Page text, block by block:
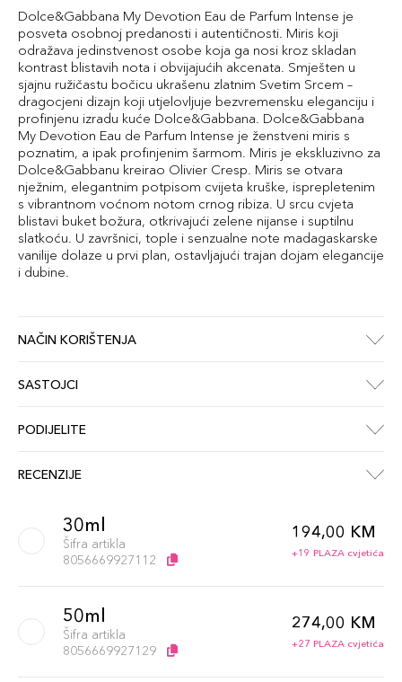
Dolce&Gabbana My Devotion Eau de Parfum Intense je
posveta osobnoj predanosti i autentičnosti. Miris koji
odražava jedinstvenost osobe koja ga nosi kroz skladan
kontrast blistavih nota i obvijajućih akcenata. Smješten u
sjajnu ružičastu bočicu ukrašenu zlatnim Svetim Srcem –
dragocjeni dizajn koji utjelovljuje bezvremensku eleganciju i
profinjenu izradu kuće Dolce&Gabbana. Dolce&Gabbana
My Devotion Eau de Parfum Intense je ženstveni miris s
poznatim, a ipak profinjenim šarmom. Miris je ekskluzivno za
Dolce&Gabbanu kreirao Olivier Cresp. Miris se otvara
nježnim, elegantnim potpisom cvijeta kruške, isprepletenim
s vibrantnom voćnom notom crnog ribiza. U srcu cvjeta
blistavi buket božura, otkrivajući zelene nijanse i suptilnu
slatkoću. U završnici, tople i senzualne note madagaskarske
vanilije dolaze u prvi plan, ostavljajući trajan dojam elegancije
i dubine.
NAČIN KORIŠTENJA
SASTOJCI
PODIJELITE
RECENZIJE
30ml
Šifra artikla
8056669927112
194,00 KM
+19 PLAZA cvjetića
50ml
Šifra artikla
8056669927129
274,00 KM
+27 PLAZA cvjetića